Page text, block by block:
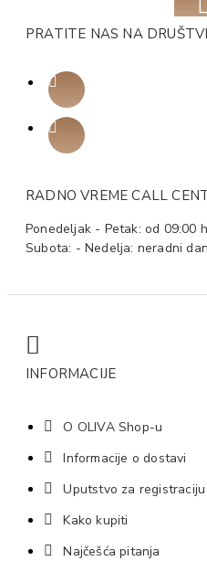
PRATITE NAS NA
RADNO VREME CALL
Ponedeljak - Petak: od 09:00
Subota: - Nedelja: neradni dan
INFORMACIJE
O OLIVA Shop-u
Informacije o dostavi
Uputstvo za registraciju
Kako kupiti
Najčešća pitanja